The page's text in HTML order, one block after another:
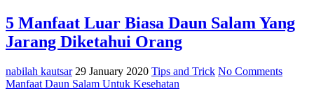
5 Manfaat Luar Biasa Daun Salam Yang
Jarang Diketahui Orang
nabilah kautsar 29 January 2020 Tips and Trick No Comments
Manfaat Daun Salam Untuk Kesehatan